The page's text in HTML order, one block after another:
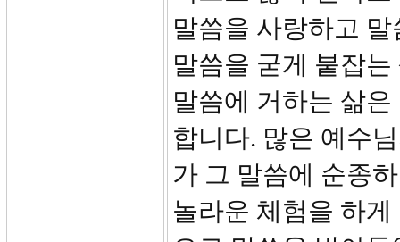
말씀을 사랑하고
말씀을 굳게 붙잡
말씀에 거하는 삶
합니다. 많은 예수
가 그 말씀에 순종
놀라운 체험을 하